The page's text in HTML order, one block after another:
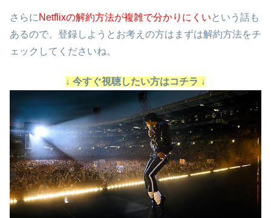
さらに Netflixの解約方法が複雑で分かりにくい という話も
あるので、登録しようとお考えの方はまずは解約方法をチ
ェックしてくださいね。
↓ 今すぐ視聴したい方はコチラ ↓